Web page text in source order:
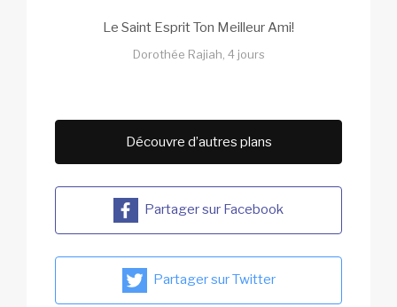
Le Saint Esprit Ton Meilleur Ami!
Dorothée Rajiah, 4 jours
Découvre d’autres plans
Partager sur Facebook
Partager sur Twitter